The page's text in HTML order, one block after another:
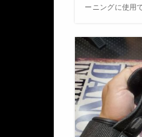
ーニングに使用